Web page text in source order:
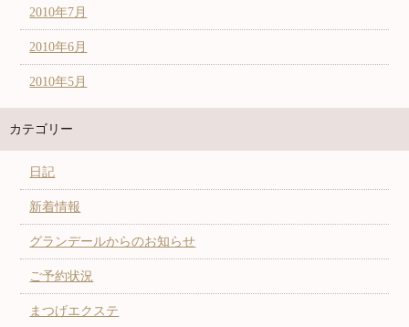
2010年7月
2010年6月
2010年5月
カテゴリー
日記
新着情報
グランデールからのお知らせ
ご予約状況
まつげエクステ